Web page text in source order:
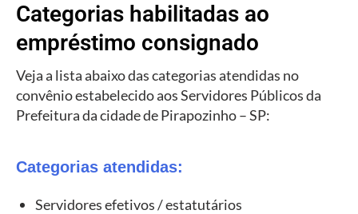
Categorias habilitadas ao
empréstimo consignado
Veja a lista abaixo das categorias atendidas no
convênio estabelecido aos Servidores Públicos da
Prefeitura da cidade de Pirapozinho – SP:
Categorias atendidas:
Servidores efetivos / estatutários